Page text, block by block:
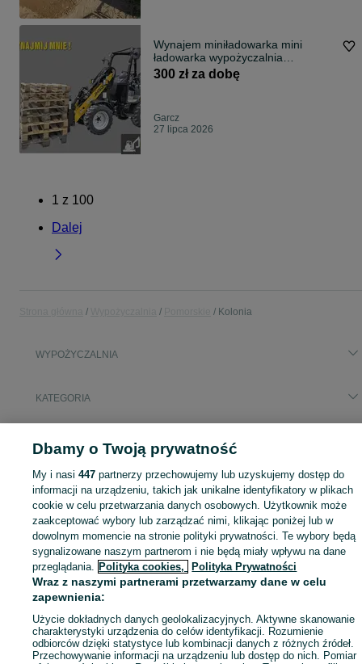
Wynajem miniładowarka mini
ładowarka wypożyczalnia
ładowarek ogrodowa
300 zł za dobę
Garcz
27 lipca 2026
1 z 100
Dalej
Kolonia
WYPOŻYCZALNIA
KATEGORIA
Mapa kategorii
Mapa miejscowości
Mapa ministron
Popularne wyszukiwania
Dbamy o Twoją prywatność
My i nasi447 partnerzy przechowujemy lub uzyskujemy dostęp do
informacji na urządzeniu, takich jak unikalne identyfikatory w plikach
cookie w celu przetwarzania danych osobowych. Użytkownik może
zaakceptować wybory lub zarządzać nimi, klikając poniżej lub w
dowolnym momencie na stronie polityki prywatności. Te wybory będą
sygnalizowane naszym partnerom i nie będą miały wpływu na dane
przeglądania. Polityka cookies, Polityka Prywatności
Wraz z naszymi partnerami przetwarzamy dane w celu
zapewnienia:
Użycie dokładnych danych geolokalizacyjnych. Aktywne skanowanie
charakterystyki urządzenia do celów identyfikacji. Rozumienie
odbiorców dzięki statystyce lub kombinacji danych z różnych źródeł.
Przechowywanie informacji na urządzeniu lub dostęp do nich. Pomiar